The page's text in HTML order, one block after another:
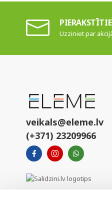
Uzziniet par
veikals@eleme.lv
(+371) 23209966